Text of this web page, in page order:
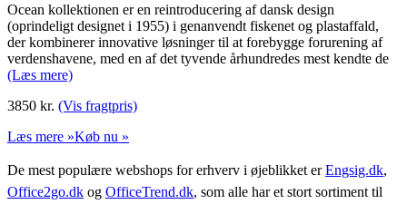
Ocean kollektionen er en reintroducering af dansk design
(oprindeligt designet i 1955) i genanvendt fiskenet og plastaffald,
der kombinerer innovative løsninger til at forebygge forurening af
verdenshavene, med en af det tyvende århundredes mest kendte de
(Læs mere)
3850 kr. (Vis fragtpris)
Læs mere »Køb nu »
De mest populære webshops for erhverv i øjeblikket erEngsig.dk,
Office2go.dk og OfficeTrend.dk, som alle har et stort sortiment til